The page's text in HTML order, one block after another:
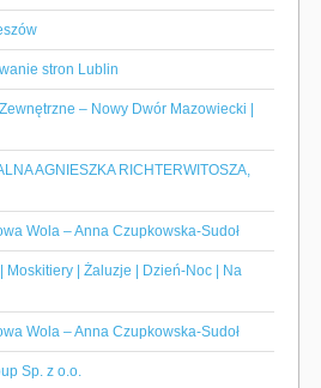
stron Lublin
– Nowy Dwór Mazowiecki |
AGNIESZKA RICHTERWITOSZA,
Wola – Anna Czupkowska-Sudoł
Moskitiery | Żaluzje | Dzień-Noc | Na
Wola – Anna Czupkowska-Sudoł
Sp. z o.o.